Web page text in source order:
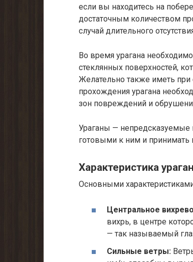
если вы находитесь на
достаточным количеством
случай длительного
Во время урагана
стеклянных поверхностей,
Желательно также иметь при
прохождения урагана
зон повреждений и
Ураганы — непредсказуемые
готовыми к ним и принимать
Характеристика
Основными
Центральное
вихрь, в центре
— так называемый
Сильные ветры: